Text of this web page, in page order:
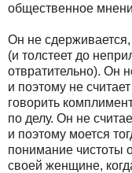
общественное
Он не сдерживается,
(и толстеет до
отвратительно). Он
и поэтому не
говорить
по делу. Он не
и поэтому моется
понимание чистоты
своей женщине,